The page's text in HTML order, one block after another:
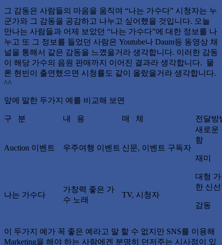
그 감동은 사람들의 마음을 움직여 “나는 가수다” 시청자는 누
군가와 그 감동을 공감하고 나누고 싶어했을 것입니다. 오늘
만나는 사람들과 어제 보았던 “나는 가수다”에 대한 정보를 나
누고 또 그 정보를 들었던 사람은 Youtube나 Daum등 동영상 채
널을 통해서 같은 감동을 느꼈을거라 생각합니다. 이러한 감동
이 해당 가수의 음원 판매까지 이어진 결과라 생각합니다. 물
론 현빈이 출연했으면 시청률도 같이 올랐을거라 생각합니다.
^^
앞에 말한 두가지 예를 비교해 보면
구 분 내 용 매 체 전달방
Auction 이벤트 우주여행 이벤트 신문, 이벤트 구독자
새로운
함
재미
나는 가수다
가창력 좋은 가
수 노래
TV, 시청자
대형
한 신
감동
이 두가지 예가 꼭 좋은 예라고 말 할 수 없지만 SNS를 이용해
Marketing을 해야 하는 사람에겐 분명히 던저주는 시사점이 있